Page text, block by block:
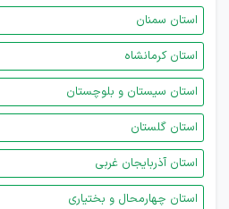
استان سمنان
استان کرمانشاه
استان سیستان و بلوچستان
استان گلستان
استان آذربایجان غربی
استان چهارمحال و بختیاری